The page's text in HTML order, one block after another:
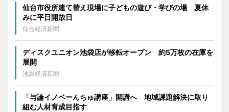
仙台市役所建て替え現場に子どもの遊び・学びの場 夏休
みに平日開放日
仙台経済新聞
ディスクユニオン池袋店が移転オープン 約5万枚の在庫を
展開
池袋経済新聞
「与論イノベーんちゅ講座」開講へ 地域課題解決に取り
組む人材育成目指す